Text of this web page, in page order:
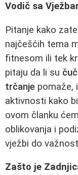
Vodič sa
Pitanje kako
najčešćih tema
fitnesom ili tek
pitaju da li su
trčanje pomaže,
aktivnosti kako
ovom članku
oblikovanja i
vježbi do
Zašto je